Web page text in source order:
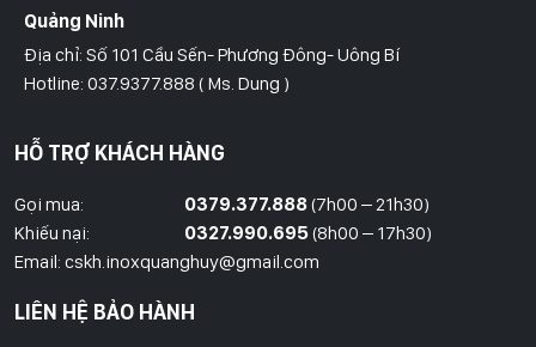
Quảng Ninh
Địa chỉ: Số 101 Cầu Sến- Phương Đông- Uông Bí
Hotline: 037.9377.888 ( Ms. Dung )
Hồ Chí Minh
Hotline: 09786.01.388 ( Mr. Huy )
Thái Bình
Đối diện ủy ban nhân dân xã Vũ Hoà - Kiến Xương - Thái Bình
Hotline: 037.9377.888 ( Ms. Dung )
HỖ TRỢ KHÁCH HÀNG
Gọi mua: 0379.377.888(7h00 – 21h30)
Khiếu nại:
0327.990.695(8h00 – 17h30)
Email: cskh.inoxquanghuy@gmail.com
LIÊN HỆ BẢO HÀNH